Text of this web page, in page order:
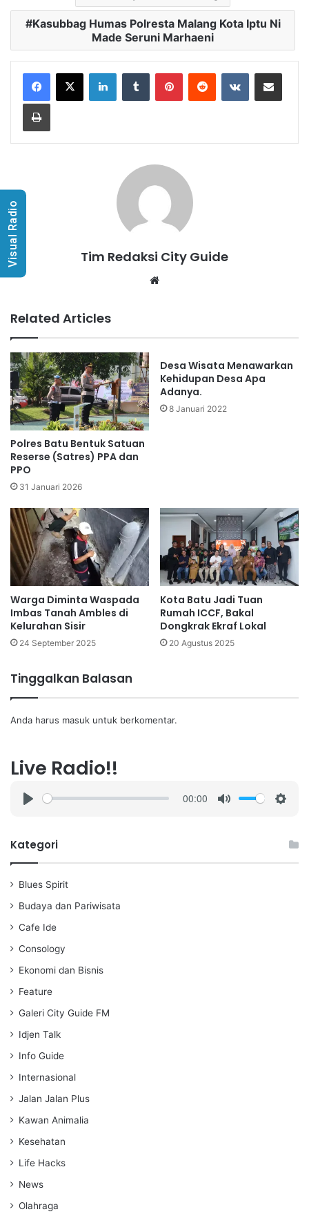
Kasubbag Humas Polresta Malang Kota Iptu Ni
Made Seruni Marhaeni
LinkedInTumblr PinterestReddit VKontakteShare via Email
Print
Tim Redaksi City Guide
Related Articles
Polres Batu Bentuk Satuan
Reserse (Satres) PPA dan
PPO
31 Januari 2026
Desa Wisata Menawarkan
Kehidupan Desa Apa
Adanya.
8 Januari 2022
Warga Diminta Waspada
Imbas Tanah Ambles di
Kelurahan Sisir
24 September 2025
Kota Batu Jadi Tuan
Rumah ICCF, Bakal
Dongkrak Ekraf Lokal
20 Agustus 2025
Tinggalkan Balasan
Anda harus masuk untuk berkomentar.
Live Radio!!
a
00:00
Kategori
Blues Spirit
Budaya dan Pariwisata
Cafe Ide
Consology
Ekonomi dan Bisnis
Feature
Galeri City Guide FM
Idjen Talk
Info Guide
Internasional
Jalan Jalan Plus
Kawan Animalia
Kesehatan
Life Hacks
News
Olahraga
Visual Radio